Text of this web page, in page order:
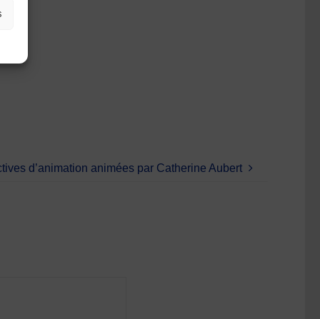
d’animation animées par Catherine Aubert